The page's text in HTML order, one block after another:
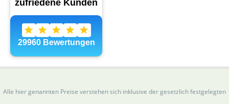
Alle hier genannten Preise verstehen sich inklusive der gesetzlich festgelegten